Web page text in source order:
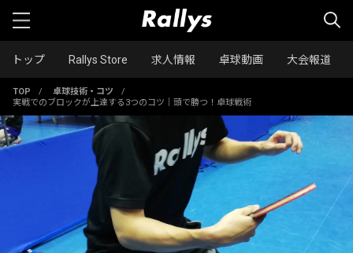
トップ Rallys Store 求人情報 卓球動画 大会報道
TOP / 卓球技術・コツ
/
実戦でのブロックが上達する3つのコツ｜頭で勝つ！卓球戦術